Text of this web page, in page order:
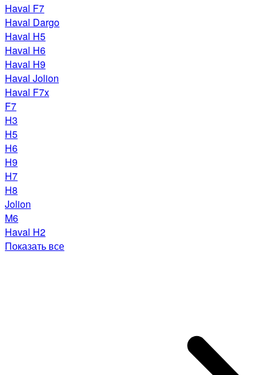
Haval F7
Haval Dargo
Haval H5
Haval H6
Haval H9
Haval Jolion
Haval F7x
F7
H3
H5
H6
H9
H7
H8
Jolion
M6
Haval H2
Показать все